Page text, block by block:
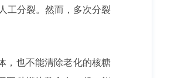
工分裂。然而，多次分裂
，也不能清除老化的核糖